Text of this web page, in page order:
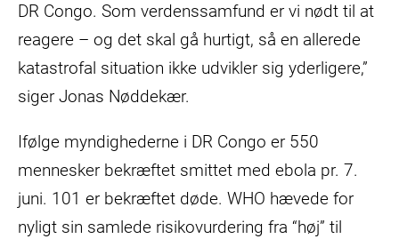
DR Congo. Som verdenssamfund er vi nødt til at
reagere – og det skal gå hurtigt, så en allerede
katastrofal situation ikke udvikler sig yderligere,”
siger Jonas Nøddekær.
Ifølge myndighederne i DR Congo er 550
mennesker bekræftet smittet med ebola pr. 7.
juni. 101 er bekræftet døde. WHO hævede for
nyligt sin samlede risikovurdering fra “høj” til